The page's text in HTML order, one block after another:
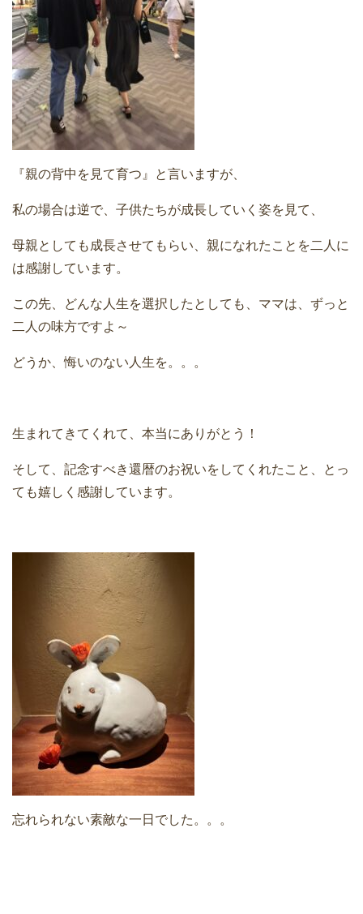
『親の背中を見て育つ』と言いますが、
私の場合は逆で、子供たちが成長していく姿を見て、
母親としても成長させてもらい、親になれたことを二人に
は感謝しています。
この先、どんな人生を選択したとしても、ママは、ずっと
二人の味方ですよ～
どうか、悔いのない人生を。。。
生まれてきてくれて、本当にありがとう！
そして、記念すべき還暦のお祝いをしてくれたこと、とっ
ても嬉しく感謝しています。
忘れられない素敵な一日でした。。。